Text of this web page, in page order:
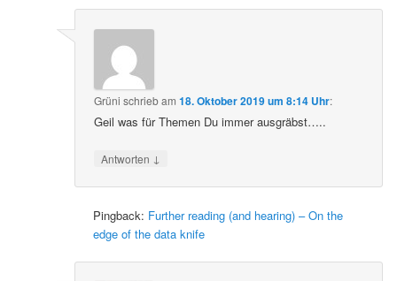
Grüni schriebam18. Oktober 2019 um 8:14 Uhr:
Geil was für Themen Du immer ausgräbst…..
Antworten ↓
Pingback: Further reading (and hearing) – On the
edge of the data knife